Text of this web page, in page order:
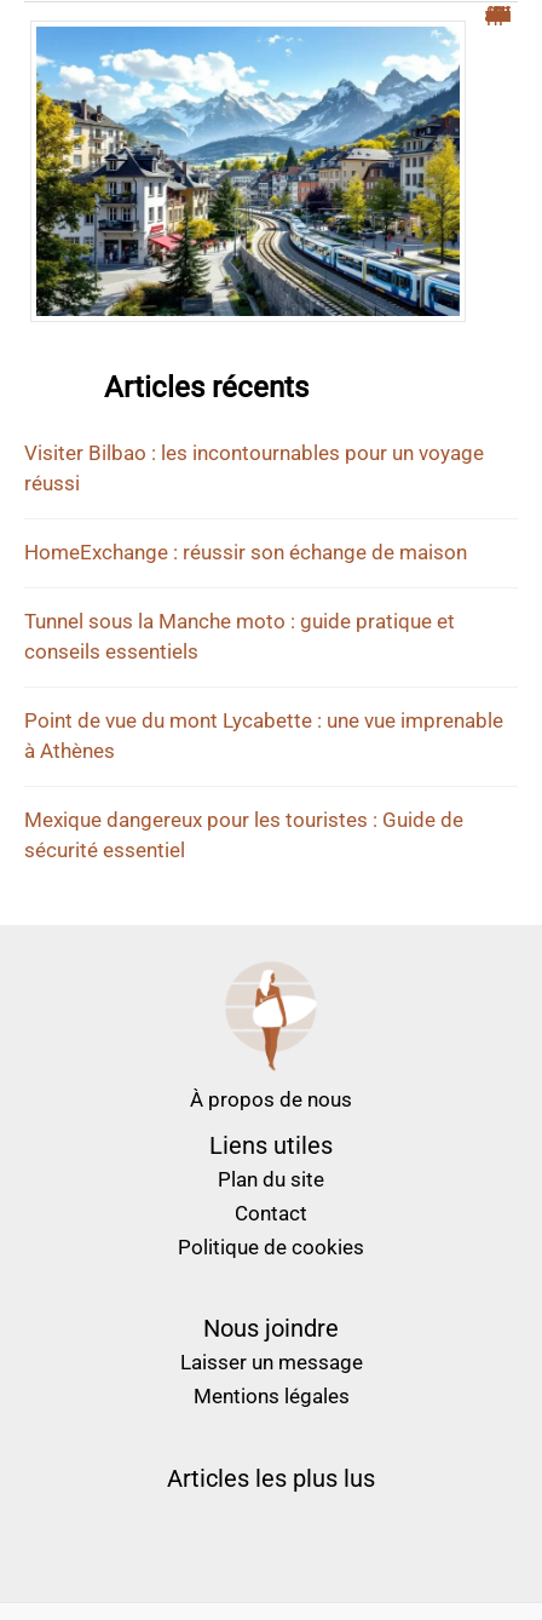
“Top 5 des villes frontières suisses pour une meilleure qualité de vie”
Articles récents
Visiter Bilbao : les incontournables pour un voyage
réussi
HomeExchange : réussir son échange de maison
Tunnel sous la Manche moto : guide pratique et
conseils essentiels
Point de vue du mont Lycabette : une vue imprenable
à Athènes
Mexique dangereux pour les touristes : Guide de
sécurité essentiel
À propos de nous
Liens utiles
Plan du site
Contact
Politique de cookies
Nous joindre
Laisser un message
Mentions légales
Articles les plus lus